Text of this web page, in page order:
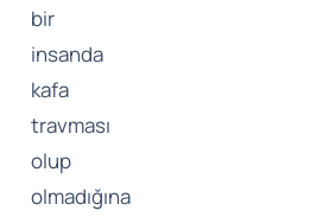
bir
insanda
kafa
travması
olup
olmadığına